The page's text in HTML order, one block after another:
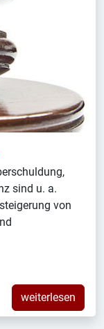
sind u. a.
von
weiterlesen